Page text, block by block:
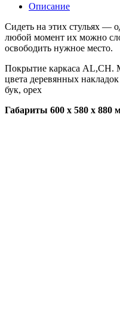
Описание
Сидеть на этих стульях —
любой момент их можно
освободить нужное место.
Покрытие каркаса AL,CH.
цвета деревянных
бук, орех
Габариты 600 x 580 x 880